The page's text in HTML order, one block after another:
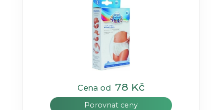
Cena od 78 Kč
Porovnat ceny